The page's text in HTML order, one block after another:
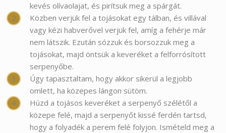
kevés olívaolajat, és pirítsuk meg a spárgát.
Közben verjük fel a tojásokat egy tálban, és villával
vagy kézi habverővel verjük fel, amíg a fehérje már
nem látszik. Ezután sózzuk és borsozzuk meg a
tojásokat, majd öntsük a keveréket a felforrósított
serpenyőbe.
Úgy tapasztaltam, hogy akkor sikerül a legjobb
omlett, ha közepes lángon sütöm.
Húzd a tojásos keveréket a serpenyő szélétől a
közepe felé, majd a serpenyőt kissé ferdén tartsd,
hogy a folyadék a perem felé folyjon. Ismételd meg a